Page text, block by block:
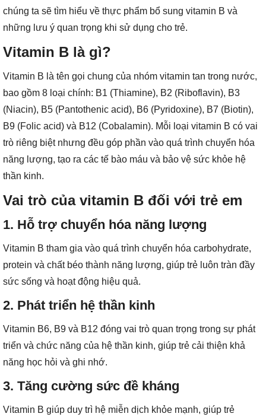
chúng ta sẽ tìm hiểu về thực phẩm bổ sung vitamin B và
những lưu ý quan trọng khi sử dụng cho trẻ.
Vitamin B là gì?
Vitamin B là tên gọi chung của nhóm vitamin tan trong nước,
bao gồm 8 loại chính: B1 (Thiamine), B2 (Riboflavin), B3
(Niacin), B5 (Pantothenic acid), B6 (Pyridoxine), B7 (Biotin),
B9 (Folic acid) và B12 (Cobalamin). Mỗi loại vitamin B có vai
trò riêng biệt nhưng đều góp phần vào quá trình chuyển hóa
năng lượng, tạo ra các tế bào máu và bảo vệ sức khỏe hệ
thần kinh.
Vai trò của vitamin B đối với trẻ em
1. Hỗ trợ chuyển hóa năng lượng
Vitamin B tham gia vào quá trình chuyển hóa carbohydrate,
protein và chất béo thành năng lượng, giúp trẻ luôn tràn đầy
sức sống và hoạt động hiệu quả.
2. Phát triển hệ thần kinh
Vitamin B6, B9 và B12 đóng vai trò quan trọng trong sự phát
triển và chức năng của hệ thần kinh, giúp trẻ cải thiện khả
năng học hỏi và ghi nhớ.
3. Tăng cường sức đề kháng
Vitamin B giúp duy trì hệ miễn dịch khỏe mạnh, giúp trẻ